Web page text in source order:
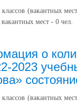
классов (вакантных
мест - 0 чел.
о
2023
классов (вакантных